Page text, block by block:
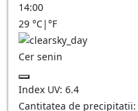
14:00
29 °C|°F
Cer senin
Index UV: 6.4
Cantitatea de precipitații: